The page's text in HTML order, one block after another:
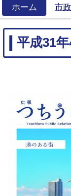
ホーム
市
平成31